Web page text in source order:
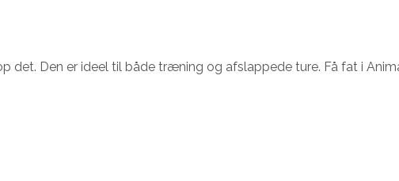
Den er ideel til både træning og afslappede ture. Få fat i